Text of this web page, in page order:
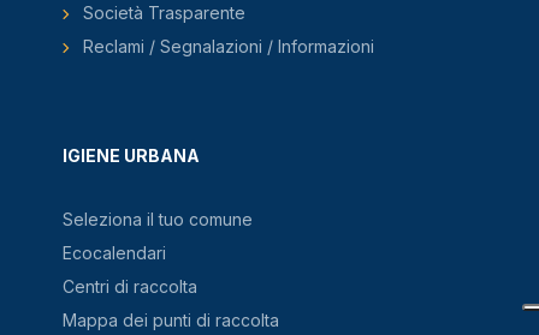
IGIENE URBANA
Seleziona il tuo comune
Ecocalendari
Centri di raccolta
Mappa dei punti di raccolta
Società Trasparente
Reclami / Segnalazioni / Informazioni